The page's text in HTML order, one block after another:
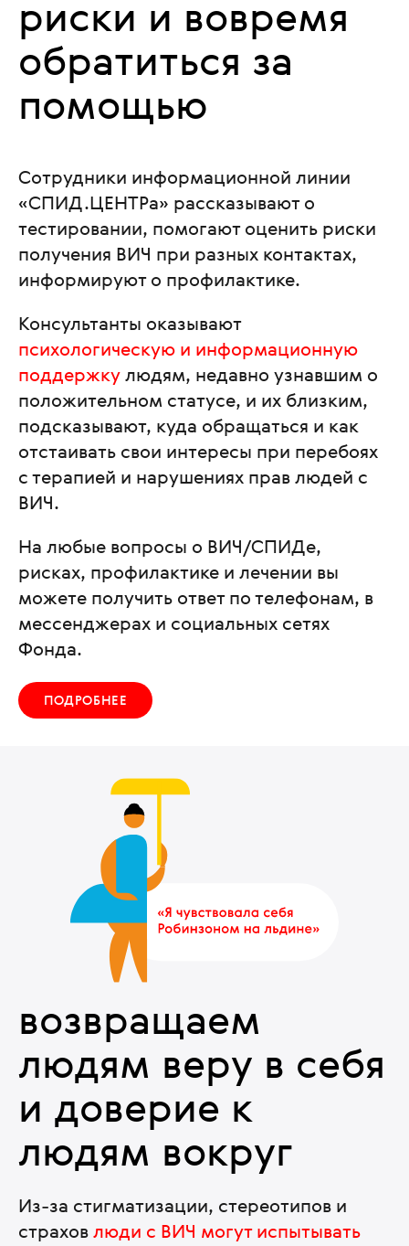
риски и вовремя
обратиться за
помощью
Сотрудники информационной линии
«СПИД.ЦЕНТРа» рассказывают о
тестировании, помогают оценить риски
получения ВИЧ при разных контактах,
информируют о профилактике.
Консультанты оказывают
психологическую и информационную
поддержку людям, недавно узнавшим о
положительном статусе, и их близким,
подсказывают, куда обращаться и как
отстаивать свои интересы при перебоях
с терапией и нарушениях прав людей с
ВИЧ.
На любые вопросы о ВИЧ/СПИДе,
рисках, профилактике и лечении вы
можете получить ответ по телефонам, в
мессенджерах и социальных сетях
Фонда.
ПОДРОБНЕЕ
возвращаем
людям веру в себя
и доверие к
людям вокруг
Из-за стигматизации, стереотипов и
страхов люди с ВИЧ могут испытывать